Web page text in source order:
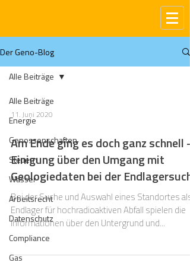
Der Geno-Blog
Alle Beiträge
Energie
Genossenschaften
Steuern
Wasser
Arbeitsrecht
Datenschutz
Compliance
Gas
Alle Beiträge
11. Juni 2020
Am Ende ging es doch ganz schnell -
Einigung über den Umgang mit
Geologiedaten bei der Endlagersuche
Bei der Suche und Auswahl eines Standortes als
Endlager für hochradioaktiven Abfall spielen die
Informationen über den Untergrund und...